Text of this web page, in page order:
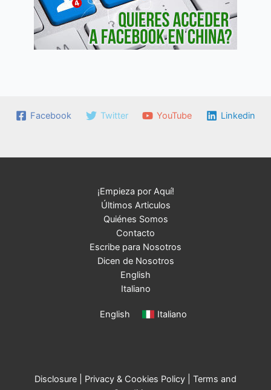
Facebook Twitter YouTube Linkedin
¡Empieza por Aquí!
Últimos Articulos
Quiénes Somos
Contacto
Escribe para Nosotros
Dicen de Nosotros
English
Italiano
English Italiano
Disclosure Privacy & Cookies Policy
Terms and